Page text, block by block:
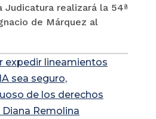
Judicatura realizará la 54ª
de Márquez al
expedir lineamientos
sea seguro,
de los derechos
Remolina